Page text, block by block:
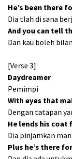
He’s been there
Dia tlah di sana
And you can tell
Dan kau boleh
[Verse 3]
Daydreamer
Pemimpi
With eyes that
Dengan tatapan
He lends his coat
Dia pinjamkan
Plus he’s there